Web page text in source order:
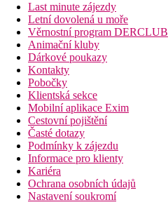
Last minute zájezdy
Letní dovolená u moře
Věrnostní program DERCLUB
Animační kluby
Dárkové poukazy
Kontakty
Pobočky
Klientská sekce
Mobilní aplikace Exim
Cestovní pojištění
Časté dotazy
Podmínky k zájezdu
Informace pro klienty
Kariéra
Ochrana osobních údajů
Nastavení soukromí